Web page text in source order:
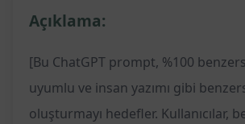
Açıklama:
[Bu ChatGPT prompt, %100
uyumlu ve insan yazımı gibi
oluşturmayı hedefler. Kullanıcılar,